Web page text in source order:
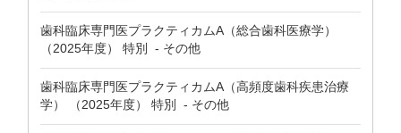
歯科臨床専門医プラクティカムA（総合歯科医療学）
（2025年度） 特別 - その他
歯科臨床専門医プラクティカムA（高頻度歯科疾患治療
学） （2025年度） 特別 - その他